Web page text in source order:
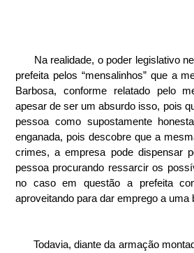
prefeita pelos “mensalinhos” que a
Barbosa, conforme relatado pelo
apesar de ser um absurdo isso, pois
pessoa como supostamente
enganada, pois descobre que a
crimes, a empresa pode dispensar
pessoa procurando ressarcir os
no caso em questão a prefeita
aproveitando para dar emprego a uma